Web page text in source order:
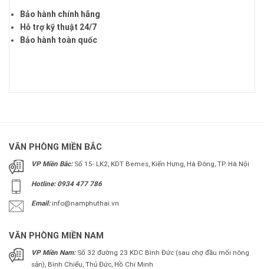
Bảo hành chính hãng
Hỗ trợ kỹ thuật 24/7
Bảo hành toàn quốc
VĂN PHÒNG MIỀN BẮC
VP Miền Bắc:Số 15- LK2, KDT Bemes, Kiến Hưng, Hà Đông, TP. Hà Nội
Hotline: 0934 477 786
Email: info@namphuthai.vn
VĂN PHÒNG MIỀN NAM
VP Miền Nam:Số 32 đường 23 KDC Bình Đức (sau chợ đầu mối nông
sản), Bình Chiểu, Thủ Đức, Hồ Chí Minh